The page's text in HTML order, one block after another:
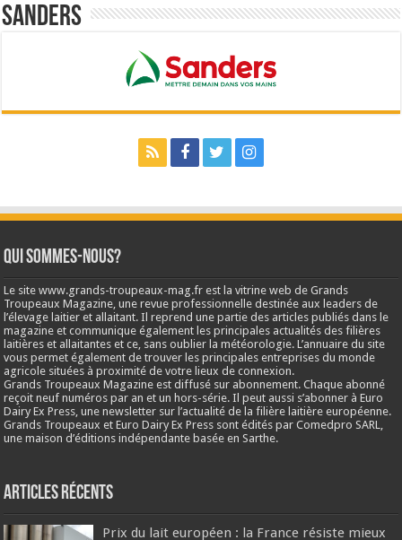
Sanders
Qui sommes-nous?
Le site www.grands-troupeaux-mag.fr est la vitrine web de Grands
Troupeaux Magazine, une revue professionnelle destinée aux leaders de
l’élevage laitier et allaitant. Il reprend une partie des articles publiés dans le
magazine et communique également les principales actualités des filières
laitières et allaitantes et ce, sans oublier la météorologie. L’annuaire du site
vous permet également de trouver les principales entreprises du monde
agricole situées à proximité de votre lieux de connexion.
Grands Troupeaux Magazine est diffusé sur abonnement. Chaque abonné
reçoit neuf numéros par an et un hors-série. Il peut aussi s’abonner à Euro
Dairy Ex Press, une newsletter sur l’actualité de la filière laitière européenne.
Grands Troupeaux et Euro Dairy Ex Press sont édités par Comedpro SARL,
une maison d’éditions indépendante basée en Sarthe.
Articles récents
Prix du lait européen : la France résiste mieux